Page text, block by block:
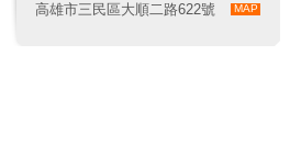
MAP
高雄市三民區大順二路622號